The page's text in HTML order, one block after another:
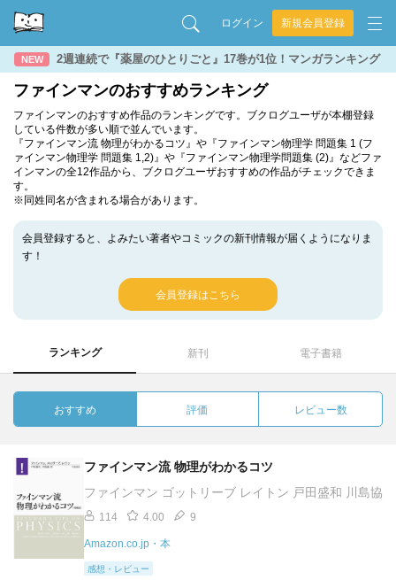
ログイン 新規会員登録
NEW 2週連続で『薬屋のひとりごと』17巻が1位！マンガランキング
ファインマンのおすすめランキング
ファインマンのおすすめ作品のランキングです。ブクログユーザが本棚登録
している件数が多い順で並んでいます。
『ファインマン流 物理がわかるコツ』や『ファインマン物理学 問題集 1 (フ
ァインマン物理学 問題集 1,2)』や『ファインマン物理学問題集 (2)』などファ
インマンの全12作品から、ブクログユーザおすすめの作品がチェックできま
す。
※同姓同名が含まれる場合があります。
会員登録すると、よみたい著者やコミックの新刊情報が届くようになりま
す！
会員登録はこちら
ランキング 新刊 電子書籍
おすすめ 評価 レビュー数
ファインマン流 物理がわかるコツ
ファインマン ゴットリーブ レイトン 戸田盛和 川島協
114 4.00 9
Amazon.co.jp・本
感想・レビュー